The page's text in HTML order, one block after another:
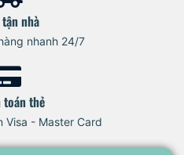
nhà
nhanh 24/7
toán thẻ
Visa - Master Card